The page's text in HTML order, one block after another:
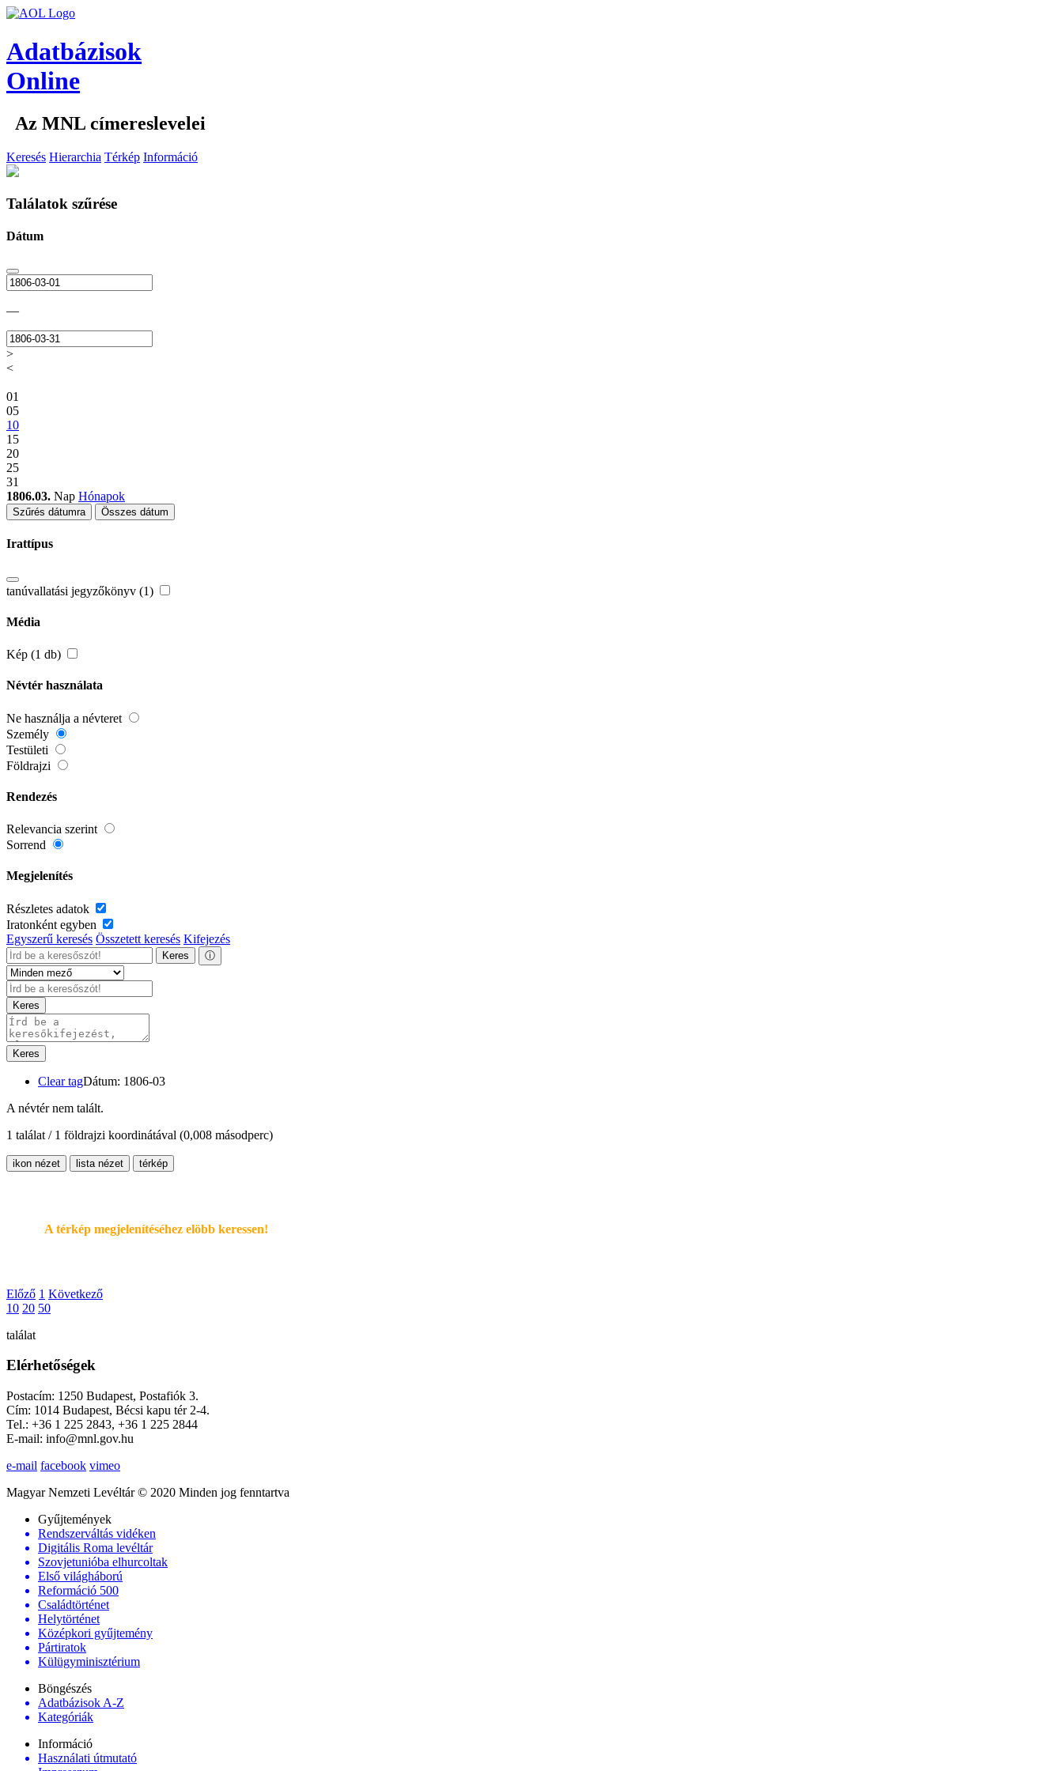
Adatbázisok
Online
Az MNL címereslevelei
Keresés Hierarchia Térkép Információ
Találatok szűrése
Dátum
—
>
<
01
05
10
15
20
25
31
1806.03. Nap Hónapok
Szűrés dátumra Összes dátum
Irattípus
tanúvallatási jegyzőkönyv (1)
Média
Kép (1 db)
Névtér használata
Ne használja a névteret
Személy
Testületi
Földrajzi
Rendezés
Relevancia szerint
Sorrend
Megjelenítés
Részletes adatok
Iratonként egyben
Egyszerű keresés Összetett keresés Kifejezés
Keres ⓘ
Keres
Keres
Clear tagDátum: 1806-03
A névtér nem talált.
1 találat / 1 földrajzi koordinátával (0,008 másodperc)
ikon nézet lista nézet térkép
A térkép megjelenítéséhez elöbb keressen!
Előző 1 Következő
10 20 50
találat
Elérhetőségek
Postacím: 1250 Budapest, Postafiók 3.
Cím: 1014 Budapest, Bécsi kapu tér 2-4.
Tel.: +36 1 225 2843, +36 1 225 2844
E-mail: info@mnl.gov.hu
e-mail facebook vimeo
Magyar Nemzeti Levéltár © 2020 Minden jog fenntartva
Gyűjtemények
Rendszerváltás vidéken
Digitális Roma levéltár
Szovjetunióba elhurcoltak
Első világháború
Reformáció 500
Családtörténet
Helytörténet
Középkori gyűjtemény
Pártiratok
Külügyminisztérium
Böngészés
Adatbázisok A-Z
Kategóriák
Információ
Használati útmutató